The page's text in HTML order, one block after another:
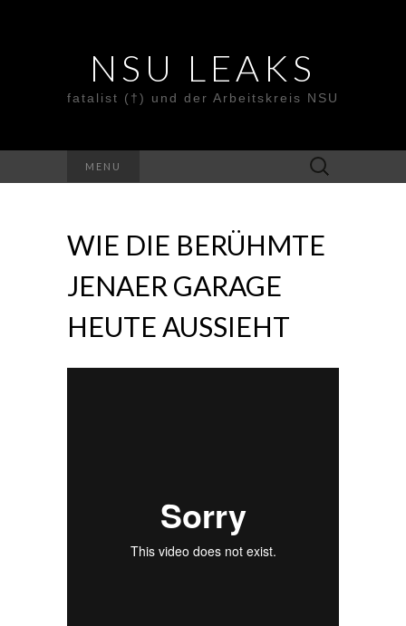
NSU LEAKS
fatalist (†) und der Arbeitskreis NSU
MENU
Suche
nach:
WIE DIE BERÜHMTE
JENAER GARAGE
HEUTE AUSSIEHT